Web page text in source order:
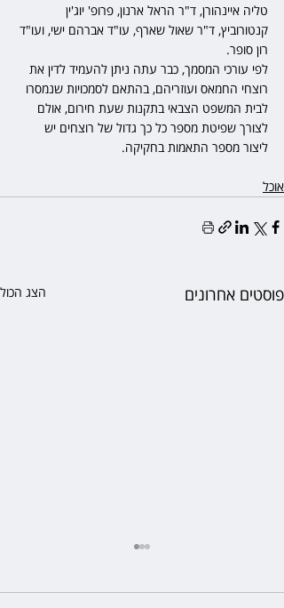
טליה איינהורן, ד"ר הראל ארנון, פרופ' יוג'ין
קנטורוביץ, ד"ר שאול שארף, עו"ד אברהם ישי, ועו"ד
רון סופר.
לפי עורכי המסמך, כבר עתה ניתן להעמיד לדין את
רוצחי החמאס ועוזריהם, בהתאם לסמכויות שנמסרו
לבית המשפט הצבאי בתקנות שעת חירום, אולם
לצורך שפיטת מספר כל כך גדול של רוצחים יש
ליצור מספר התאמות בחקיקה.
אוכל
פוסטים אחרונים הצג הכול